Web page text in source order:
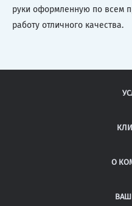
руки оформленную по всем
работу отличного качества.
ПОЛИТИКА
О
ВАШ